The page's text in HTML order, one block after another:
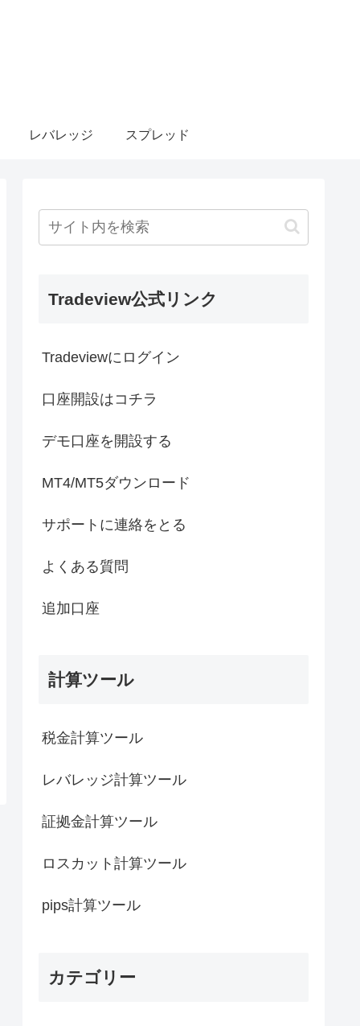
レバレッジ スプレッド
Tradeview公式リンク
Tradeviewにログイン
口座開設はコチラ
デモ口座を開設する
MT4/MT5ダウンロード
サポートに連絡をとる
よくある質問
追加口座
計算ツール
税金計算ツール
レバレッジ計算ツール
証拠金計算ツール
ロスカット計算ツール
pips計算ツール
カテゴリー